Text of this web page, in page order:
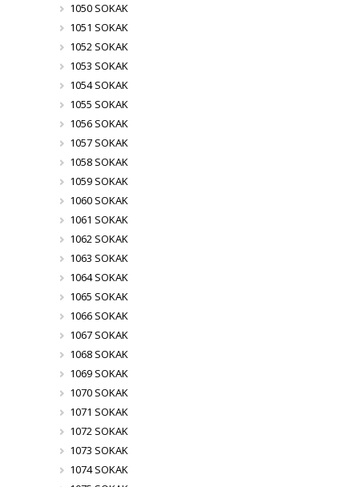
1050 SOKAK
1051 SOKAK
1052 SOKAK
1053 SOKAK
1054 SOKAK
1055 SOKAK
1056 SOKAK
1057 SOKAK
1058 SOKAK
1059 SOKAK
1060 SOKAK
1061 SOKAK
1062 SOKAK
1063 SOKAK
1064 SOKAK
1065 SOKAK
1066 SOKAK
1067 SOKAK
1068 SOKAK
1069 SOKAK
1070 SOKAK
1071 SOKAK
1072 SOKAK
1073 SOKAK
1074 SOKAK